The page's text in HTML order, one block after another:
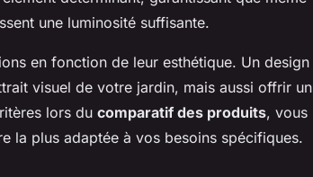
une luminosité suffisante.
en fonction de leur esthétique. Un design
visuel de votre jardin, mais aussi offrir un
lors du comparatif des produits, vous
la plus adaptée à vos besoins spécifiques.